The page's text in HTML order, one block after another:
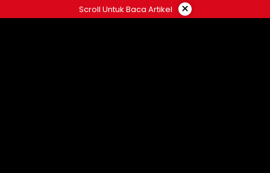
ke
Scroll Untuk Baca Artikel ×